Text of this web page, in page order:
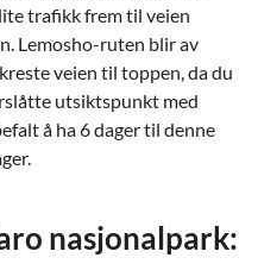
trafikk frem til veien
Lemosho-ruten blir av
veien til toppen, da du
utsiktspunkt med
å ha 6 dager til denne
nasjonalpark: